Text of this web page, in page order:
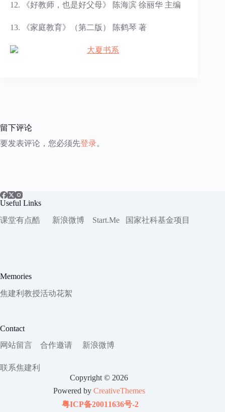
12. 《好教师，也是好父母》 陈海滨 徐丽华 主编
13. 《家庭教育》（第二版） 陈鹤琴 著
留下评论
要发表评论，您必须先登录。
Useful Links
课堂有点酷
新浪微博 Start.Me 国家社科基金项目
Memories
焦建利教授活动花絮
Contact
网站留言
合作邀请 新浪微博
联系焦建利
Copyright © 2026
Powered by CreativeThemes
粤ICP备20011636号-2